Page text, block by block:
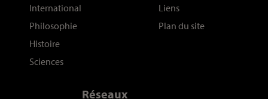
International
Philosophie
Histoire
Sciences
Liens
Plan du site
Réseaux